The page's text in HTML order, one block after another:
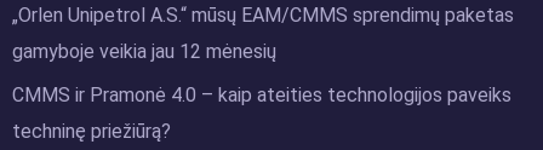
„Orlen Unipetrol A.S.“ mūsų EAM/CMMS sprendimų paketas
gamyboje veikia jau 12 mėnesių
CMMS ir Pramonė 4.0 – kaip ateities technologijos paveiks
techninę priežiūrą?